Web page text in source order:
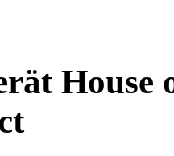
House